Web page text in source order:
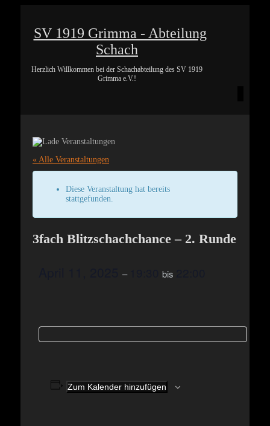
SV 1919 Grimma - Abteilung
Schach
Herzlich Willkommen bei der Schachabteilung des SV 1919
Grimma e.V.!
« Alle Veranstaltungen
Diese Veranstaltung hat bereits
stattgefunden.
3fach Blitzschachchance – 2. Runde
– bis
Zum Kalender hinzufügen